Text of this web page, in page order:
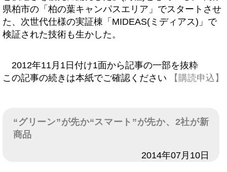
県柏市の「柏の葉キャンパスエリア」でスタートさせ
た、次世代仕様の実証棟「MIDEAS(ミディアス)」で
検証された技術も生かした。
2012年11月1日付け1面から記事の一部を抜粋
この記事の続きは本紙でご確認ください
【購読申込】
“グリーン”が先か“スマート”が先か、2社が新
商品
2014年07月10日